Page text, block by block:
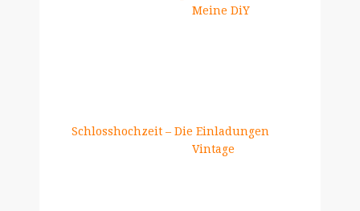
Meine DiY
Schlosshochzeit – Die Einladungen
Vintage